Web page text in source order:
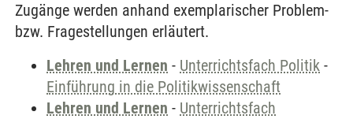
Zugänge werden anhand exemplarischer Problem-
bzw. Fragestellungen erläutert.
Lehren und Lernen - Unterrichtsfach Politik -
Einführung in die Politikwissenschaft
Lehren und Lernen - Unterrichtsfach